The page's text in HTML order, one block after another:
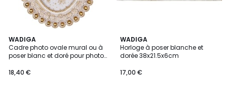
WADIGA
Cadre photo ovale mural ou à
poser blanc et doré pour photo
18,40 €
WADIGA
Horloge à poser blanche et
dorée 38x21.5x6cm
17,00 €